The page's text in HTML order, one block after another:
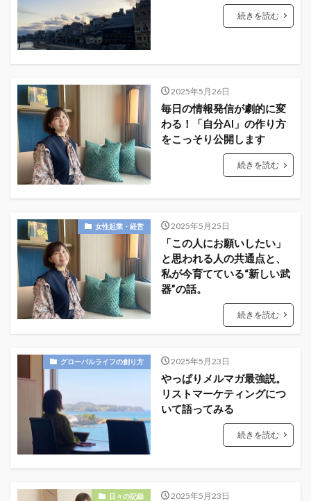
続きを読む
2025年5月26日
毎日の情報発信が劇的に変
わる！「自分AI」の作り方
をこっそり公開します
続きを読む
女性起業・経営 2025年5月25日
「この人にお願いしたい」
と思われる人の共通点と、
私が今育てている“新しい武
器”の話。
続きを読む
グローバルライフの創り方 2025年5月23日
やっぱりメルマガ最強説。
リストマーケティングにつ
いて語ってみる
続きを読む
日々の記録 2025年5月23日